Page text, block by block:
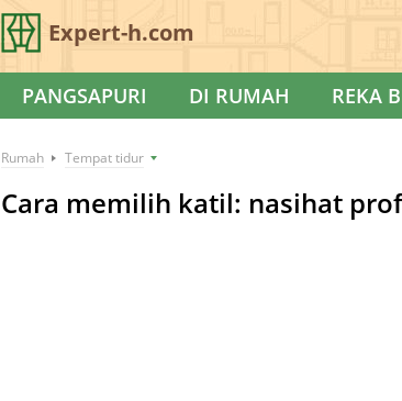
Expert-h.com
PANGSAPURI DI RUMAH REKA
Rumah Tempat tidur
Cara memilih katil: nasihat